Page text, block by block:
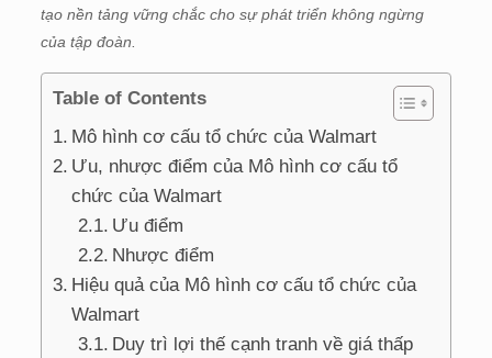
tạo nền tảng vững chắc cho sự phát triển không ngừng
của tập đoàn.
Table of Contents
Mô hình cơ cấu tổ chức của Walmart
Ưu, nhược điểm của Mô hình cơ cấu tổ
chức của Walmart
Ưu điểm
Nhược điểm
Hiệu quả của Mô hình cơ cấu tổ chức của
Walmart
Duy trì lợi thế cạnh tranh về giá thấp